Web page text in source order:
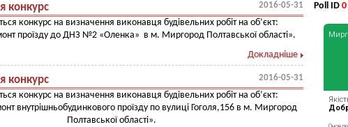
конкурс 2016-05-31
конкурс на визначення виконавця будівельних робіт на об’єкт:
проїзду до ДНЗ №2 «Оленка» в м. Миргород Полтавської області».
Докладніше
конкурс 2016-05-31
конкурс на визначення виконавця будівельних робіт на об’єкт:
внутрішньобудинкового проїзду по вулиці Гоголя,156 в м. Миргород
Полтавської області».
Poll ID 0